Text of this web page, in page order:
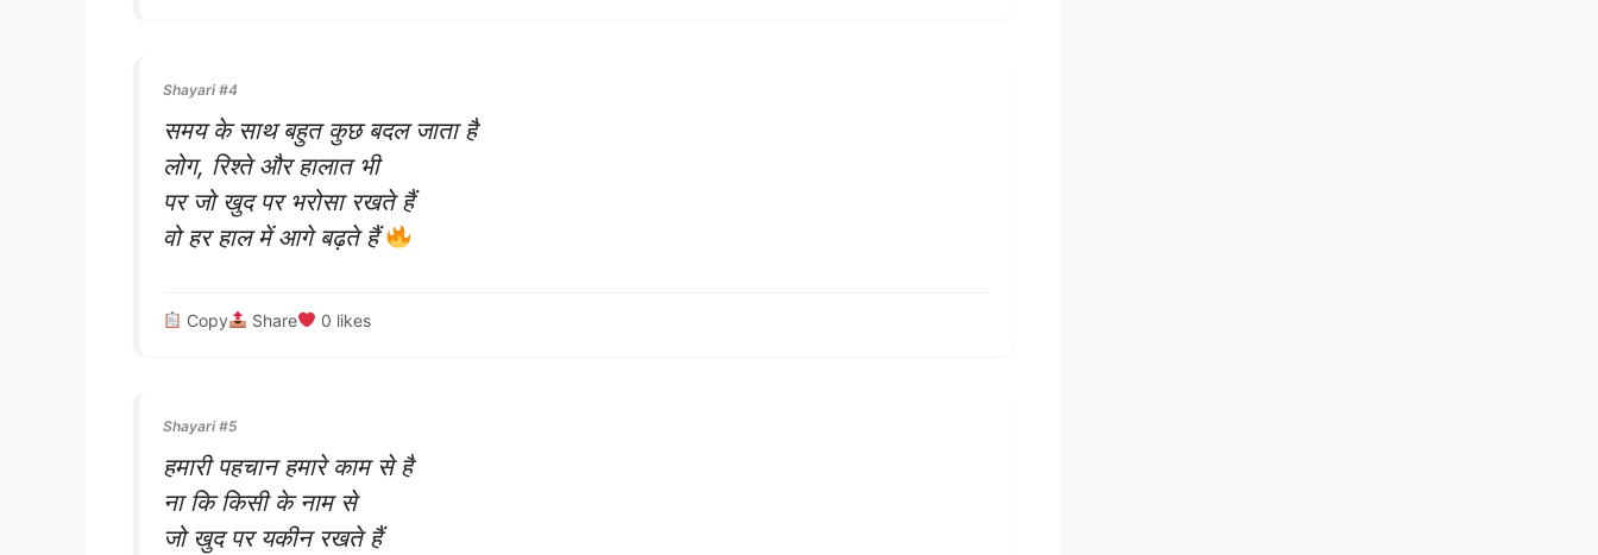
Shayari #4
समय के साथ बहुत कुछ बदल जाता है
लोग, रिश्ते और हालात भी
पर जो खुद पर भरोसा रखते हैं
वो हर हाल में आगे बढ़ते हैं
Copy Share 0 likes
Shayari #5
हमारी पहचान हमारे काम से है
ना कि किसी के नाम से
जो खुद पर यकीन रखते हैं